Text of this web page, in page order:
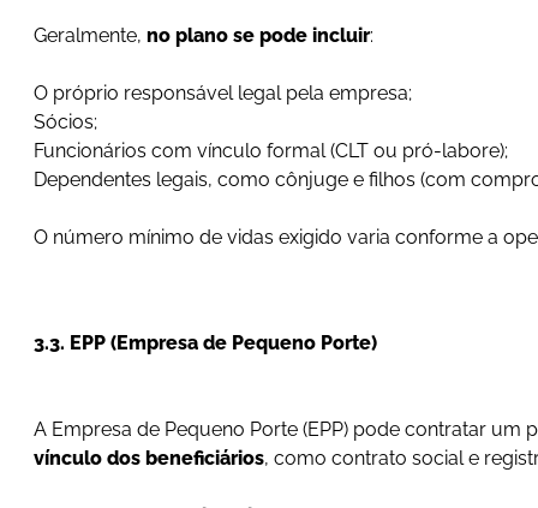
Geralmente, no plano se pode incluir:
O próprio responsável legal pela empresa;
Sócios;
Funcionários com vínculo formal (CLT ou pró-labore);
Dependentes legais, como cônjuge e filhos (com
O número mínimo de vidas exigido varia conforme a
3.3. EPP (Empresa de Pequeno Porte)
A Empresa de Pequeno Porte (EPP) pode contratar
vínculo dos beneficiários, como contrato social e